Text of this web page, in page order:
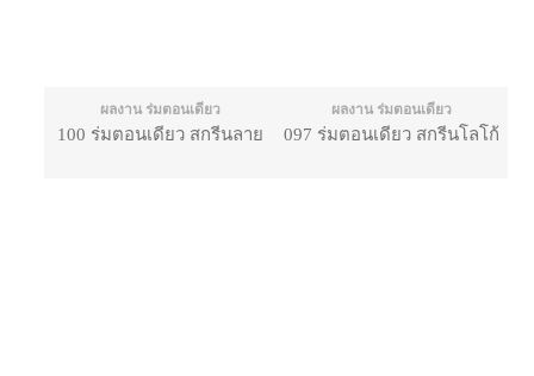
ผลงาน ร่มตอนเดียว
100 ร่มตอนเดียว สกรีนลาย
ผลงาน ร่มตอนเดียว
097 ร่มตอนเดียว สกรีนโลโก้